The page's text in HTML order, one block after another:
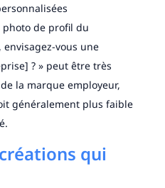
de profil du
envisagez-vous une
? » peut être très
la marque employeur,
généralement plus faible
qui